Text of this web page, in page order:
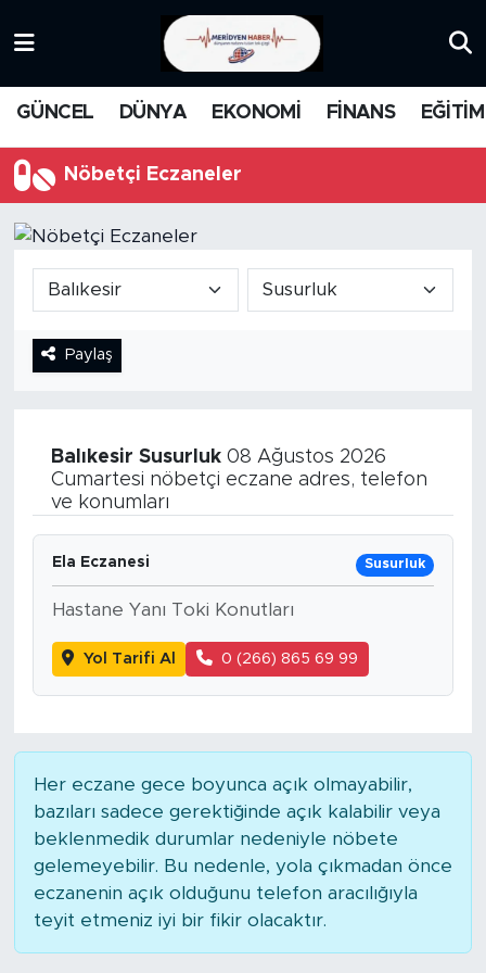
GÜNCEL DÜNYA EKONOMİ FİNANS EĞİTİM
Nöbetçi Eczaneler
Paylaş
Balıkesir Susurluk08 Ağustos 2026
Cumartesi nöbetçi eczane adres, telefon
ve konumları
Ela Eczanesi Susurluk
Hastane Yanı Toki Konutları
Yol Tarifi Al 0 (266) 865 69 99
Her eczane gece boyunca açık olmayabilir,
bazıları sadece gerektiğinde açık kalabilir veya
beklenmedik durumlar nedeniyle nöbete
gelemeyebilir. Bu nedenle, yola çıkmadan önce
eczanenin açık olduğunu telefon aracılığıyla
teyit etmeniz iyi bir fikir olacaktır.
MEDYA
DÜNYA
KARİKATÜR
NOSTALJİ
YAZARLAR
DİNİ
POLİTİKA
Trafik Durumu
Tüm Manşetler
Haber Arşivi